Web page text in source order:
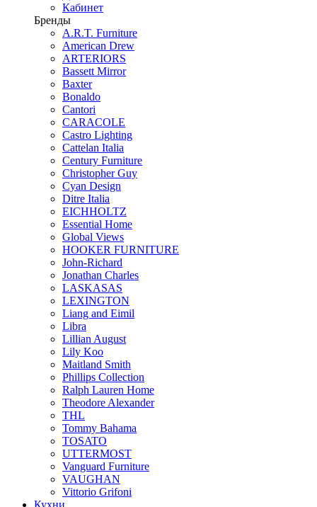
Кабинет
Бренды
A.R.T. Furniture
American Drew
ARTERIORS
Bassett Mirror
Baxter
Bonaldo
Cantori
CARACOLE
Castro Lighting
Cattelan Italia
Century Furniture
Christopher Guy
Cyan Design
Ditre Italia
EICHHOLTZ
Essential Home
Global Views
HOOKER FURNITURE
John-Richard
Jonathan Charles
LASKASAS
LEXINGTON
Liang and Eimil
Libra
Lillian August
Lily Koo
Maitland Smith
Phillips Collection
Ralph Lauren Home
Theodore Alexander
THL
Tommy Bahama
TOSATO
UTTERMOST
Vanguard Furniture
VAUGHAN
Vittorio Grifoni
Кухни